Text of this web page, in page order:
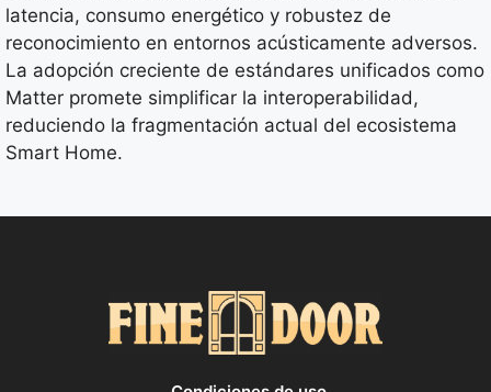
latencia, consumo energético y robustez de
reconocimiento en entornos acústicamente adversos.
La adopción creciente de estándares unificados como
Matter promete simplificar la interoperabilidad,
reduciendo la fragmentación actual del ecosistema
Smart Home.